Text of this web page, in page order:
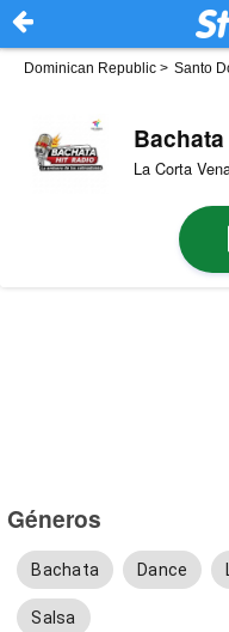
Dominican Republic > Santo
La Corta
Géneros
Bachata Dance
Salsa